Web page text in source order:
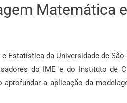
Matemática
Estatística da Universidade de
do IME e do Instituto de
a aplicação da